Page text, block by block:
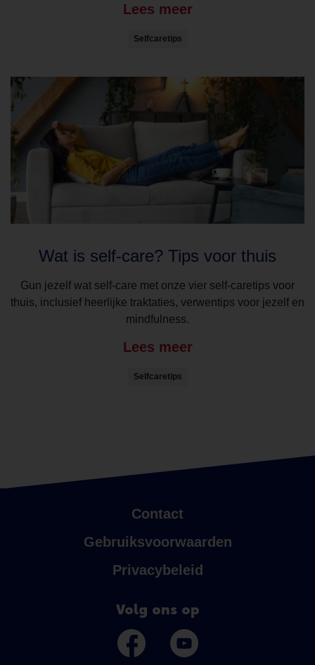
Lees meer
Selfcaretips
Wat is self-care? Tips voor thuis
Gun jezelf wat self-care met onze vier self-caretips voor
thuis, inclusief heerlijke traktaties, verwentips voor jezelf en
mindfulness.
Lees meer
Selfcaretips
Contact
Gebruiksvoorwaarden
Privacybeleid
Volg ons op